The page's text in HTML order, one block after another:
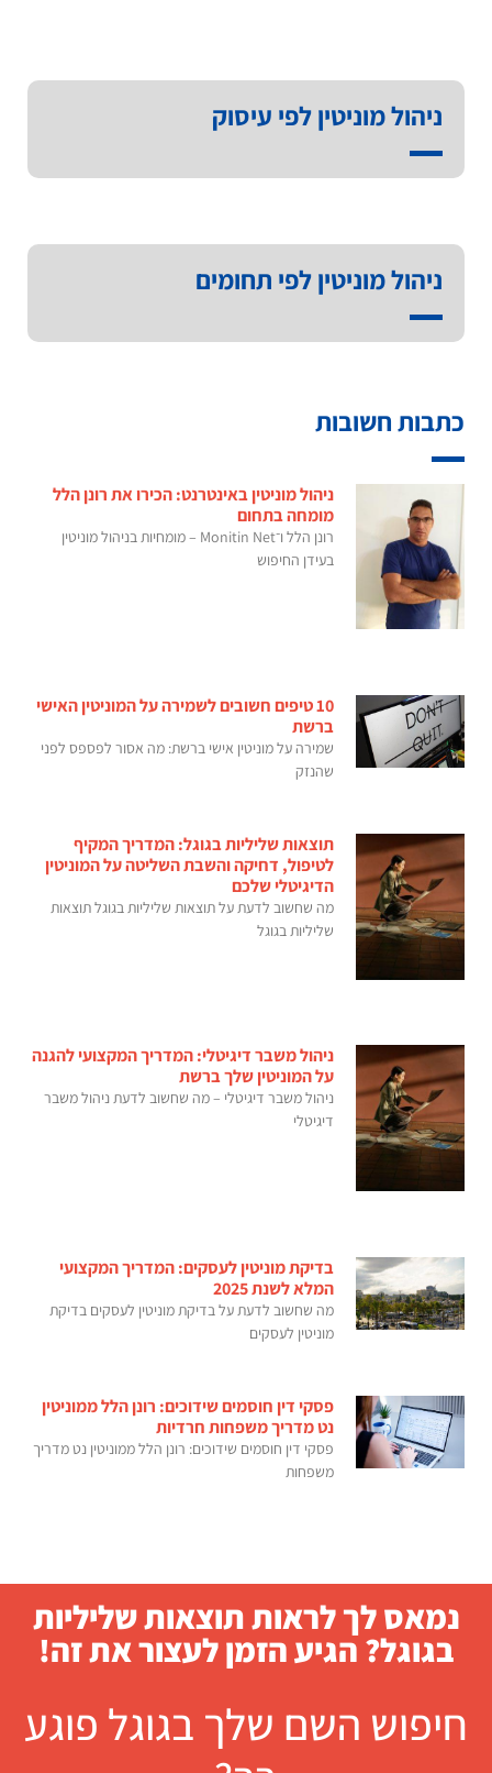
ניהול מוניטין לפי עיסוק
ניהול מוניטין לפי תחומים
כתבות חשובות
ניהול מוניטין באינטרנט: הכירו את רונן הלל
מומחה בתחום
רונן הלל ו־Monitin Net – מומחיות בניהול מוניטין
בעידן החיפוש
10 טיפים חשובים לשמירה על המוניטין האישי
ברשת
שמירה על מוניטין אישי ברשת: מה אסור לפספס לפני
שהנזק
תוצאות שליליות בגוגל: המדריך המקיף
לטיפול, דחיקה והשבת השליטה על המוניטין
הדיגיטלי שלכם
מה שחשוב לדעת על תוצאות שליליות בגוגל תוצאות
שליליות בגוגל
ניהול משבר דיגיטלי: המדריך המקצועי להגנה
על המוניטין שלך ברשת
ניהול משבר דיגיטלי – מה שחשוב לדעת ניהול משבר
דיגיטלי
בדיקת מוניטין לעסקים: המדריך המקצועי
המלא לשנת 2025
מה שחשוב לדעת על בדיקת מוניטין לעסקים בדיקת
מוניטין לעסקים
פסקי דין חוסמים שידוכים: רונן הלל ממוניטין
נט מדריך משפחות חרדיות
פסקי דין חוסמים שידוכים: רונן הלל ממוניטין נט מדריך
משפחות
נמאס לך לראות תוצאות שליליות
בגוגל? הגיע הזמן לעצור את זה!
חיפוש השם שלך בגוגל פוגע